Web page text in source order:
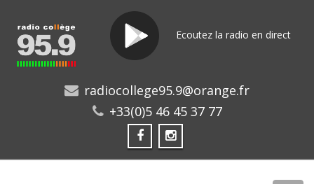
Ecoutez la radio en direct
radiocollege95.9@orange.fr
+33(0)5 46 45 37 77